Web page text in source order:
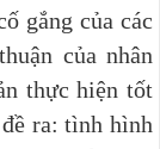
gắng của các
của nhân
thực hiện tốt
ra: tình hình